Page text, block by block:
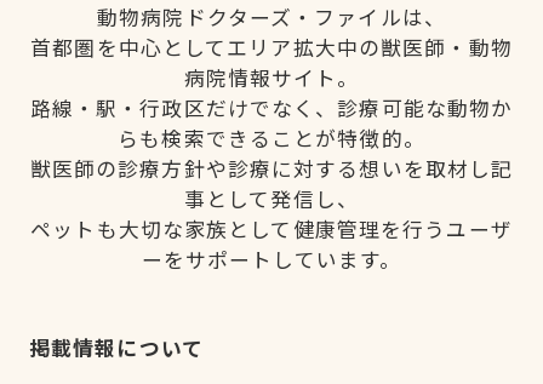
動物病院ドクターズ・ファイルは、
首都圏を中心としてエリア拡大中の獣医師・動物
病院情報サイト。
路線・駅・行政区だけでなく、診療可能な動物か
らも検索できることが特徴的。
獣医師の診療方針や診療に対する想いを取材し記
事として発信し、
ペットも大切な家族として健康管理を行うユーザ
ーをサポートしています。
掲載情報について